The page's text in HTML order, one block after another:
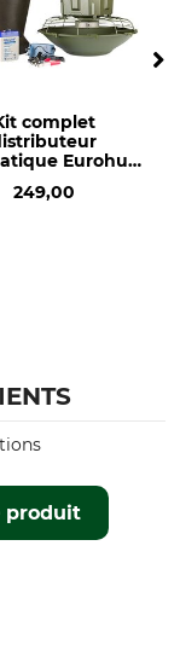
complet
Eurohunt
249,00
produit